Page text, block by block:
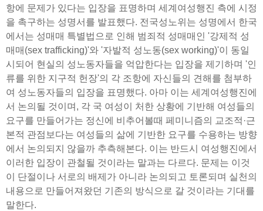
항에 문제가 있다는 입장을 표명하며 세계여성행진 측에 시정
을 촉구하는 성명서를 발표했다. 전국성노위는 성명에서 한국
에서는 성매매 특별법으로 인해 범죄적 성매매인 '강제적 성
매매(sex trafficking)'와 '자발적 성노동(sex working)'이 동일
시되어 현실의 성노동자들을 억압한다는 입장을 제기하며 '인
류를 위한 지구적 헌장'의 각 조항에 자신들의 견해를 첨부하
여 성노동자들의 입장을 표명했다. 아마 이는 세계여성행진에
서 논의될 것이며, 각 국 여성이 처한 상황에 기반해 여성들의
요구를 만들어가는 정신에 비추어볼때 페미니즘의 교조적·근
본적 관점보다는 여성들의 삶에 기반한 요구를 수용하는 방향
에서 논의되지 않을까 추측해본다. 이는 반드시 여성행진에서
이러한 입장이 관철될 것이라는 말과는 다르다. 문제는 이것
이 단절이나 서로의 배제가 아니라 논의되고 토론되며 실천의
내용으로 만들어져왔던 기존의 방식으로 갈 것이라는 기대를
말한다.